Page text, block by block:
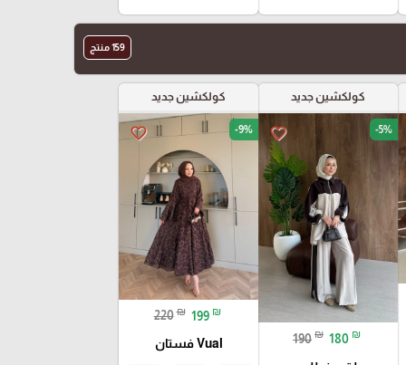
159 منتج
كولكشين جديد
favorite_border -5%
190 ₪ 180 ₪
كولكشين جديد
favorite_border -9%
220 ₪ 199 ₪
Vual فستان